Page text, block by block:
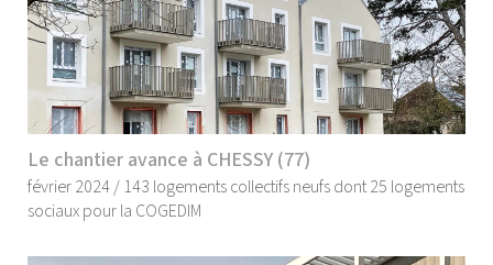
Le chantier avance à CHESSY (77)
février 2024 / 143 logements collectifs neufs dont 25 logements
sociaux pour la COGEDIM